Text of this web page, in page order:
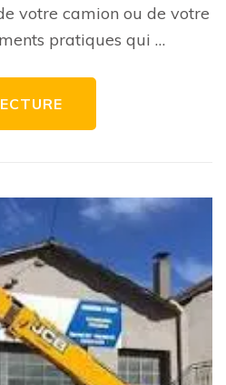
montent
à
l’arrière
votre camion ou de votre
pratiques qui …